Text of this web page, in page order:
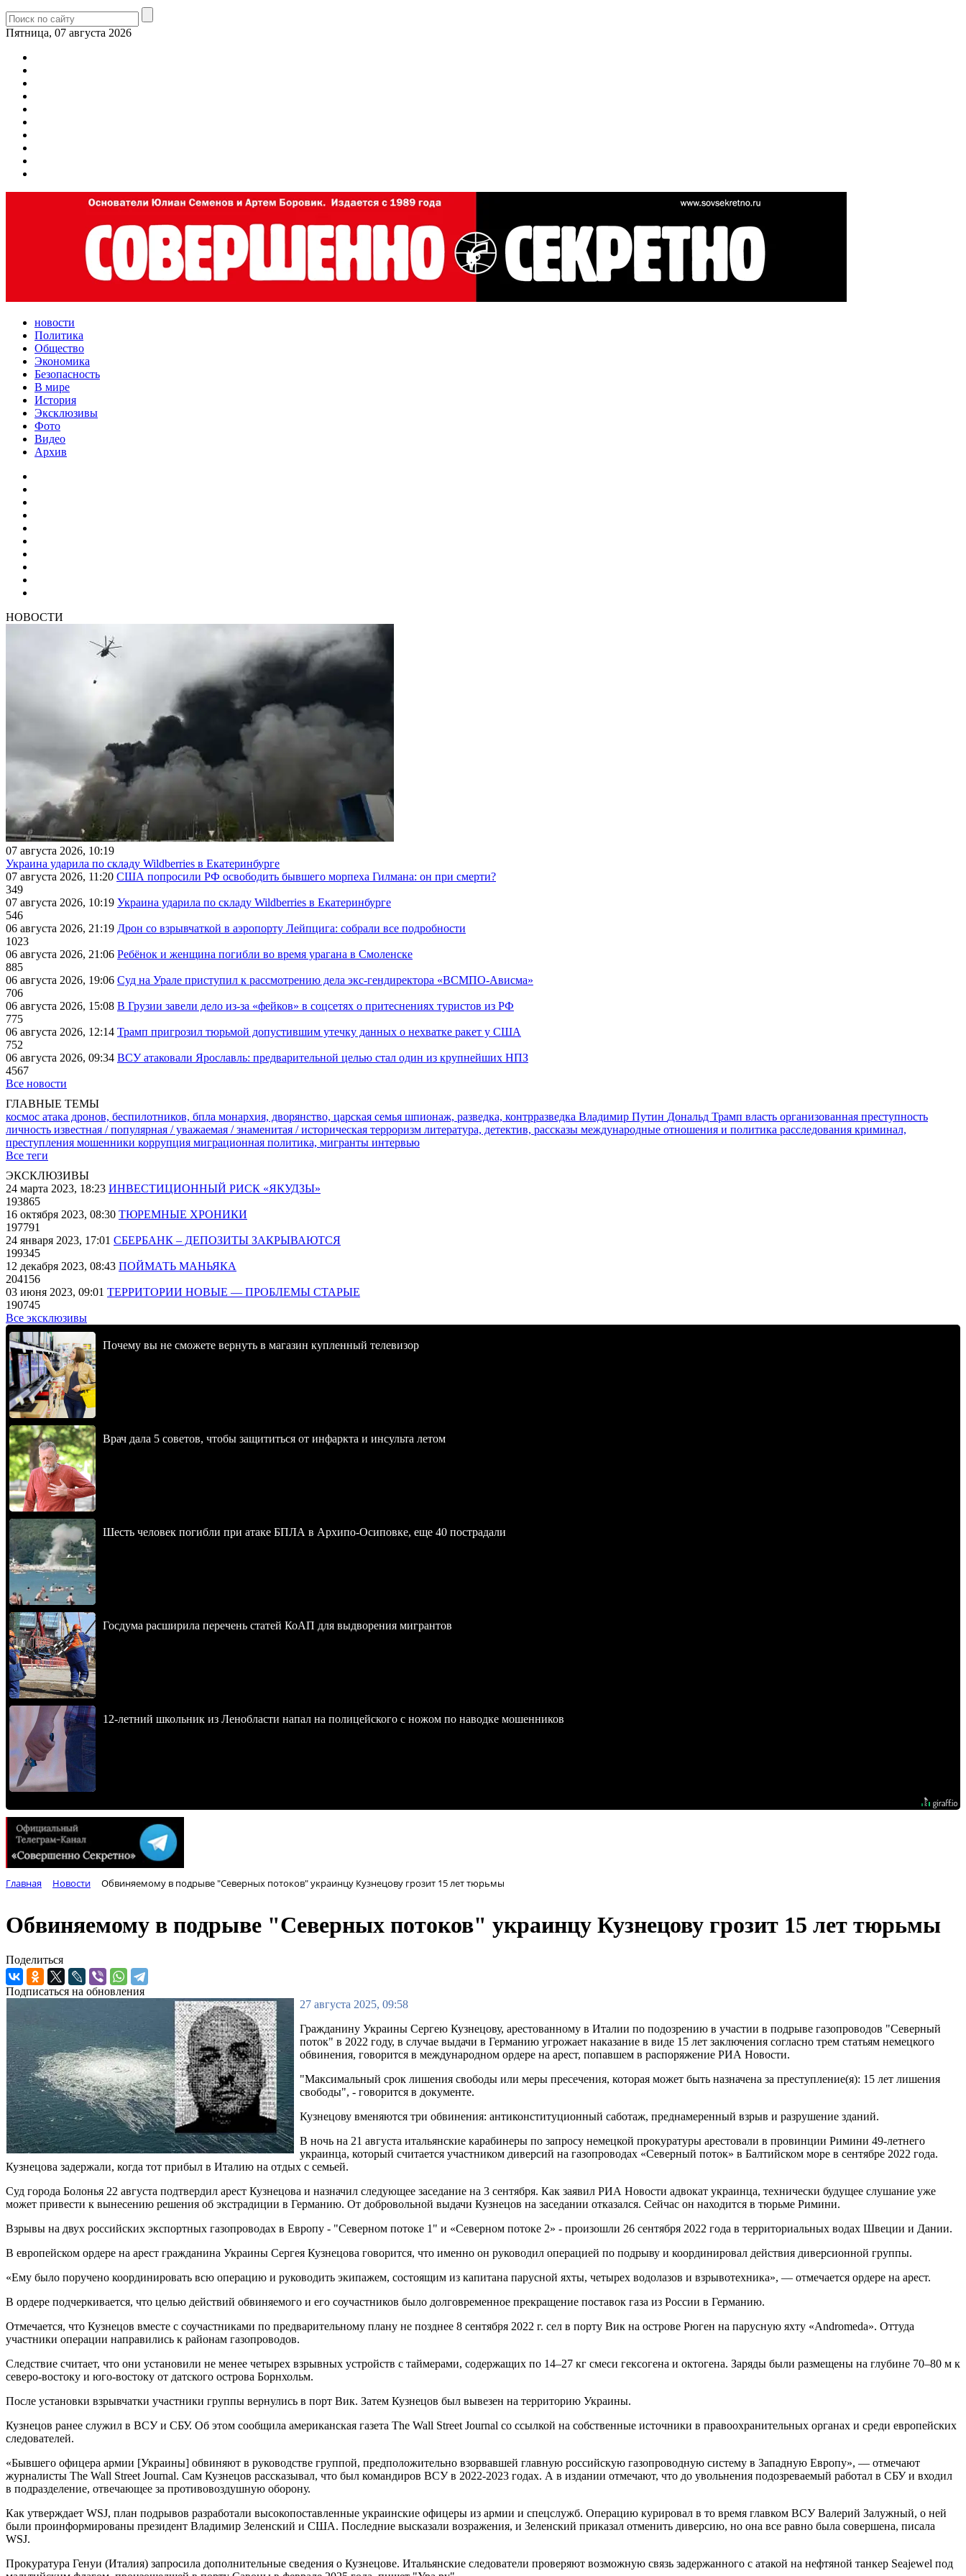
Пятница, 07 августа 2026
новости
Политика
Общество
Экономика
Безопасность
В мире
История
Эксклюзивы
Фото
Видео
Архив
НОВОСТИ
07 августа 2026, 10:19
Украина ударила по складу Wildberries в Екатеринбурге
07 августа 2026, 11:20 США попросили РФ освободить бывшего морпеха Гилмана: он при смерти?
349
07 августа 2026, 10:19 Украина ударила по складу Wildberries в Екатеринбурге
546
06 августа 2026, 21:19 Дрон со взрывчаткой в аэропорту Лейпцига: собрали все подробности
1023
06 августа 2026, 21:06 Ребёнок и женщина погибли во время урагана в Смоленске
885
06 августа 2026, 19:06 Суд на Урале приступил к рассмотрению дела экс-гендиректора «ВСМПО-Ависма»
706
06 августа 2026, 15:08 В Грузии завели дело из-за «фейков» в соцсетях о притеснениях туристов из РФ
775
06 августа 2026, 12:14 Трамп пригрозил тюрьмой допустившим утечку данных о нехватке ракет у США
752
06 августа 2026, 09:34 ВСУ атаковали Ярославль: предварительной целью стал один из крупнейших НПЗ
4567
Все новости
ГЛАВНЫЕ ТЕМЫ
космос атака дронов, беспилотников, бпла монархия, дворянство, царская семья шпионаж, разведка, контрразведка Владимир Путин Дональд Трамп власть организованная преступность
личность известная / популярная / уважаемая / знаменитая / историческая терроризм литература, детектив, рассказы международные отношения и политика расследования криминал,
преступления мошенники коррупция миграционная политика, мигранты интервью
Все теги
ЭКСКЛЮЗИВЫ
24 марта 2023, 18:23 ИНВЕСТИЦИОННЫЙ РИСК «ЯКУДЗЫ»
193865
16 октября 2023, 08:30 ТЮРЕМНЫЕ ХРОНИКИ
197791
24 января 2023, 17:01 СБЕРБАНК – ДЕПОЗИТЫ ЗАКРЫВАЮТСЯ
199345
12 декабря 2023, 08:43 ПОЙМАТЬ МАНЬЯКА
204156
03 июня 2023, 09:01 ТЕРРИТОРИИ НОВЫЕ — ПРОБЛЕМЫ СТАРЫЕ
190745
Все эксклюзивы
Почему вы не сможете вернуть в магазин купленный телевизор
Врач дала 5 советов, чтобы защититься от инфаркта и инсульта летом
Шесть человек погибли при атаке БПЛА в Архипо-Осиповке, еще 40 пострадали
Госдума расширила перечень статей КоАП для выдворения мигрантов
12-летний школьник из Ленобласти напал на полицейского с ножом по наводке мошенников
Главная Новости Обвиняемому в подрыве "Северных потоков" украинцу Кузнецову грозит 15 лет тюрьмы
Обвиняемому в подрыве "Северных потоков" украинцу Кузнецову грозит 15 лет тюрьмы
Поделиться
Подписаться на обновления
27 августа 2025, 09:58
Гражданину Украины Сергею Кузнецову, арестованному в Италии по подозрению в участии в подрыве газопроводов "Северный
поток" в 2022 году, в случае выдачи в Германию угрожает наказание в виде 15 лет заключения согласно трем статьям немецкого
обвинения, говорится в международном ордере на арест, попавшем в распоряжение РИА Новости.
"Максимальный срок лишения свободы или меры пресечения, которая может быть назначена за преступление(я): 15 лет лишения
свободы", - говорится в документе.
Кузнецову вменяются три обвинения: антиконституционный саботаж, преднамеренный взрыв и разрушение зданий.
В ночь на 21 августа итальянские карабинеры по запросу немецкой прокуратуры арестовали в провинции Римини 49-летнего
украинца, который считается участником диверсий на газопроводах «Северный поток» в Балтийском море в сентябре 2022 года.
Кузнецова задержали, когда тот прибыл в Италию на отдых с семьей.
Суд города Болонья 22 августа подтвердил арест Кузнецова и назначил следующее заседание на 3 сентября. Как заявил РИА Новости адвокат украинца, технически будущее слушание уже
может привести к вынесению решения об экстрадиции в Германию. От добровольной выдачи Кузнецов на заседании отказался. Сейчас он находится в тюрьме Римини.
Взрывы на двух российских экспортных газопроводах в Европу - "Северном потоке 1" и «Северном потоке 2» - произошли 26 сентября 2022 года в территориальных водах Швеции и Дании.
В европейском ордере на арест гражданина Украины Сергея Кузнецова говорится, что именно он руководил операцией по подрыву и координировал действия диверсионной группы.
«Ему было поручено координировать всю операцию и руководить экипажем, состоящим из капитана парусной яхты, четырех водолазов и взрывотехника», — отмечается ордере на арест.
В ордере подчеркивается, что целью действий обвиняемого и его соучастников было долговременное прекращение поставок газа из России в Германию.
Отмечается, что Кузнецов вместе с соучастниками по предварительному плану не позднее 8 сентября 2022 г. сел в порту Вик на острове Рюген на парусную яхту «Andromeda». Оттуда
участники операции направились к районам газопроводов.
Следствие считает, что они установили не менее четырех взрывных устройств с таймерами, содержащих по 14–27 кг смеси гексогена и октогена. Заряды были размещены на глубине 70–80 м к
северо-востоку и юго-востоку от датского острова Борнхольм.
После установки взрывчатки участники группы вернулись в порт Вик. Затем Кузнецов был вывезен на территорию Украины.
Кузнецов ранее служил в ВСУ и СБУ. Об этом сообщила американская газета The Wall Street Journal со ссылкой на собственные источники в правоохранительных органах и среди европейских
следователей.
«Бывшего офицера армии [Украины] обвиняют в руководстве группой, предположительно взорвавшей главную российскую газопроводную систему в Западную Европу», — отмечают
журналисты The Wall Street Journal. Сам Кузнецов рассказывал, что был командиров ВСУ в 2022-2023 годах. А в издании отмечают, что до увольнения подозреваемый работал в СБУ и входил
в подразделение, отвечающее за противовоздушную оборону.
Как утверждает WSJ, план подрывов разработали высокопоставленные украинские офицеры из армии и спецслужб. Операцию курировал в то время главком ВСУ Валерий Залужный, о ней
были проинформированы президент Владимир Зеленский и США. Последние высказали возражения, и Зеленский приказал отменить диверсию, но она все равно была совершена, писала
WSJ.
Прокуратура Генуи (Италия) запросила дополнительные сведения о Кузнецове. Итальянские следователи проверяют возможную связь задержанного с атакой на нефтяной танкер Seajewel под